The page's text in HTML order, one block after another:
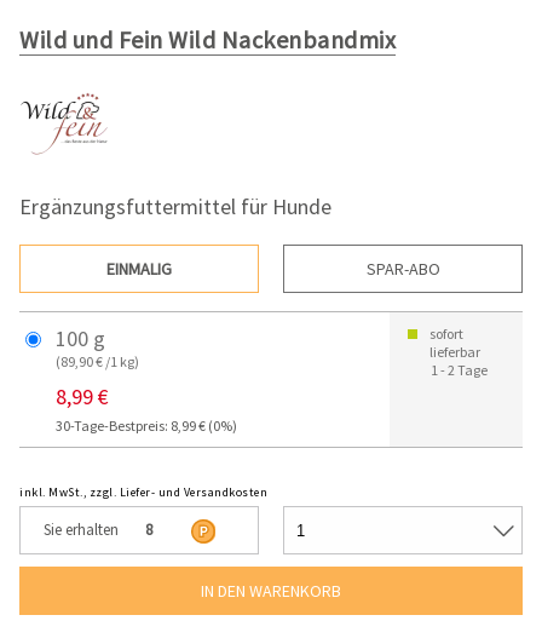
Wild und Fein Wild Nackenbandmix
Ergänzungsfuttermittel für Hunde
EINMALIG SPAR-ABO
100 g
(89,90 € /1 kg)
8,99 €
30-Tage-Bestpreis: 8,99 € (0%)
sofort
lieferbar
1 - 2 Tage
inkl. MwSt., zzgl. Liefer- und Versandkosten
Sie erhalten 8